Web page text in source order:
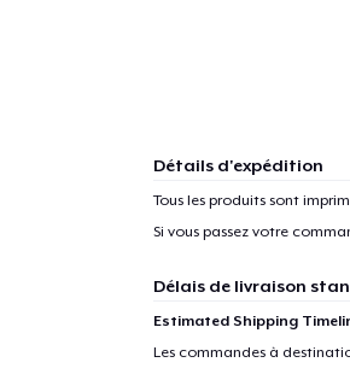
Détails d'expédition
Tous les produits sont
Si vous passez votre
Délais de livraison
Estimated Shipping
Les commandes à